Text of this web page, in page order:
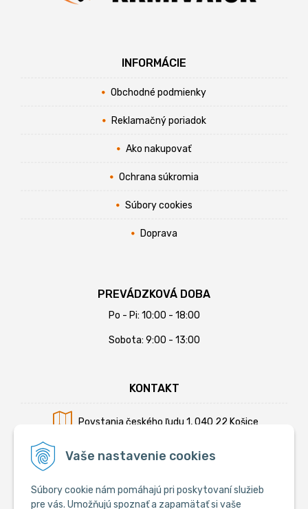
Vaše nastavenie cookies
Súbory cookie nám pomáhajú pri poskytovaní služieb
pre vás. Umožňujú spoznať a zapamätať si vaše
INFORMÁCIE
Obchodné podmienky
Reklamačný poriadok
Ako nakupovať
Ochrana súkromia
Súbory cookies
Doprava
PREVÁDZKOVÁ DOBA
Po - Pi: 10:00 - 18:00
Sobota: 9:00 - 13:00
KONTAKT
Povstania českého ľudu 1, 040 22 Košice
Mobil:+421 902 794 355
E-mail:info@krmiva.sk